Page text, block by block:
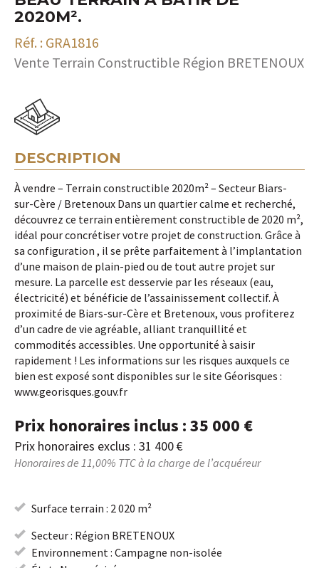
2020M².
Réf. : GRA1816
Vente Terrain Constructible Région BRETENOUX
DESCRIPTION
À vendre – Terrain constructible 2020m² – Secteur Biars-
sur-Cère / Bretenoux Dans un quartier calme et recherché,
découvrez ce terrain entièrement constructible de 2020 m²,
idéal pour concrétiser votre projet de construction. Grâce à
sa configuration , il se prête parfaitement à l’implantation
d’une maison de plain-pied ou de tout autre projet sur
mesure. La parcelle est desservie par les réseaux (eau,
électricité) et bénéficie de l’assainissement collectif. À
proximité de Biars-sur-Cère et Bretenoux, vous profiterez
d’un cadre de vie agréable, alliant tranquillité et
commodités accessibles. Une opportunité à saisir
rapidement ! Les informations sur les risques auxquels ce
bien est exposé sont disponibles sur le site Géorisques :
www.georisques.gouv.fr
Prix honoraires inclus : 35 000 €
Prix honoraires exclus : 31 400 €
Honoraires de 11,00% TTC à la charge de l’acquéreur
Surface terrain : 2 020 m²
Secteur : Région BRETENOUX
Environnement : Campagne non-isolée